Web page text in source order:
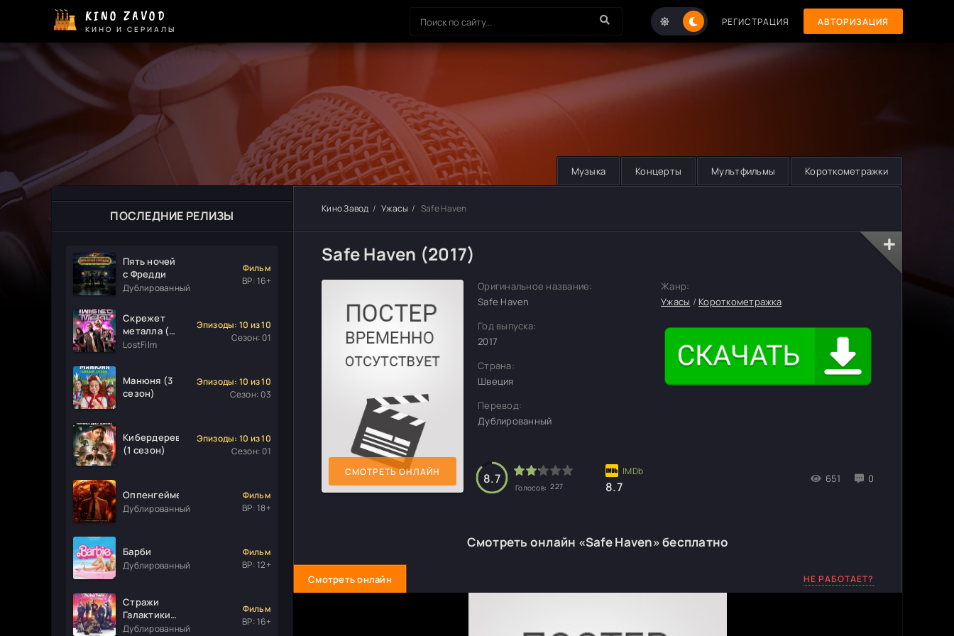
KINO ZAVOD
КИНО И СЕРИАЛЫ
РЕГИСТРАЦИЯ АВТОРИЗАЦИЯ
Музыка Концерты Мультфильмы Короткометражки
ПОСЛЕДНИЕ РЕЛИЗЫ
Пять ночей
с Фредди
Дублированный
Фильм
ВР: 16+
Скрежет
металла (1
сезон)
LostFilm
Эпизоды: 10 из 10
Сезон: 01
Манюня (3
сезон)
Эпизоды: 10 из 10
Сезон: 03
Кибердеревня
(1 сезон)
Эпизоды: 10 из 10
Сезон: 01
Оппенгеймер
Дублированный
Фильм
ВР: 18+
Барби
Дублированный
Фильм
ВР: 12+
Стражи
Галактики.
Часть 3
Дублированный
Фильм
ВР: 16+
Кино Завод Ужасы Safe Haven
Safe Haven (2017)
СМОТРЕТЬ ОНЛАЙН
Оригинальное название:
Safe Haven
Год выпуска:
2017
Страна:
Швеция
Перевод:
Дублированный
8.7
Голосов: 227 8.7
651 0
Жанр:
Ужасы / Короткометражка
Смотреть онлайн «Safe Haven» бесплатно
Смотреть онлайн НЕ РАБОТАЕТ?